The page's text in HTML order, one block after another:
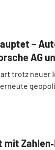
–
AG
trotz neuer
die